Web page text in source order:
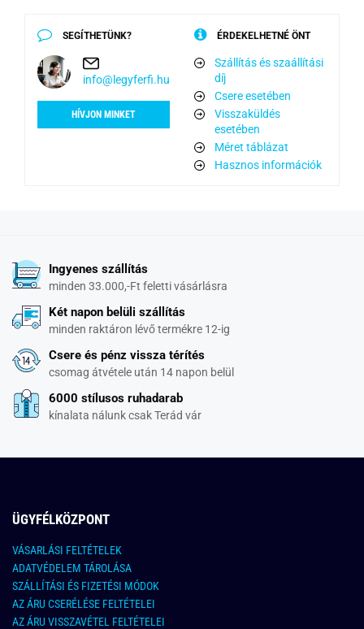
SEGÍTHETÜNK?
info@legyferfi.hu
HÍVJON MINKET
ÉRDEKELHETNÉ ÖNT
Szállítás és szaállítási
díj
Csere esetében
Visszaküldés
esetében
Méret táblázat
Hasznos információk
Ingyenes szállítás
minden 33.000,-Ft feletti vásárlásra
Két napon belüli szállítás
minden raktáron lévő termékre 12-ig
Csere és pénz vissza térítés
csomag átvétele után 14 napon belül
6000 stílusos ruhadarab
kínalata nálunk csak Terád vár
ÜGYFÉLKÖZPONT
VÁSARLÁSI FELTÉTELEK
ADATVÉDELEM TÁROLÁSA
SZÁLLÍTÁSI ÉS FIZETÉSI MÓDOK
AZ ÁRU CSERÉLÉSE FELTÉTELEI
AZ ÁRU VISSZAVÉTEL FELTÉTELEI